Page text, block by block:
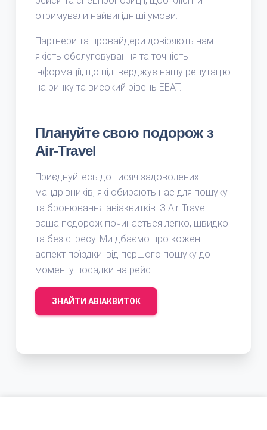
отримували найвигідніші умови.
Партнери та провайдери довіряють нам
якість обслуговування та точність
інформації, що підтверджує нашу репутацію
на ринку та високий рівень EEAT.
Плануйте свою подорож з
Air-Travel
Приєднуйтесь до тисяч задоволених
мандрівників, які обирають нас для пошуку
та бронювання авіаквитків. З Air-Travel
ваша подорож починається легко, швидко
та без стресу. Ми дбаємо про кожен
аспект поїздки: від першого пошуку до
моменту посадки на рейс.
ЗНАЙТИ АВІАКВИТОК